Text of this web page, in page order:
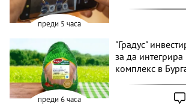
преди 5 часа
преди 6 часа
"Градус"
за да
комплекс в